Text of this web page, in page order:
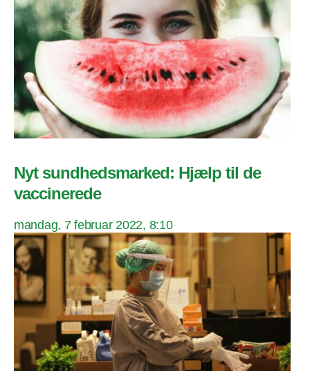
Nyt sundhedsmarked: Hjælp til de
vaccinerede
mandag, 7 februar 2022, 8:10